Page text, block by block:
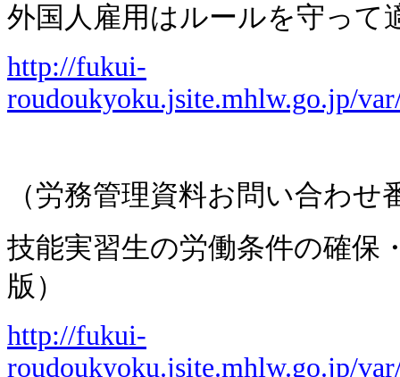
外国人雇用はルールを守って
http://fukui-
roudoukyoku.jsite.mhlw.go.jp/
（労務管理資料お問い合わ
技能実習生の労働条件の確保
版）
http://fukui-
roudoukyoku.jsite.mhlw.go.jp/